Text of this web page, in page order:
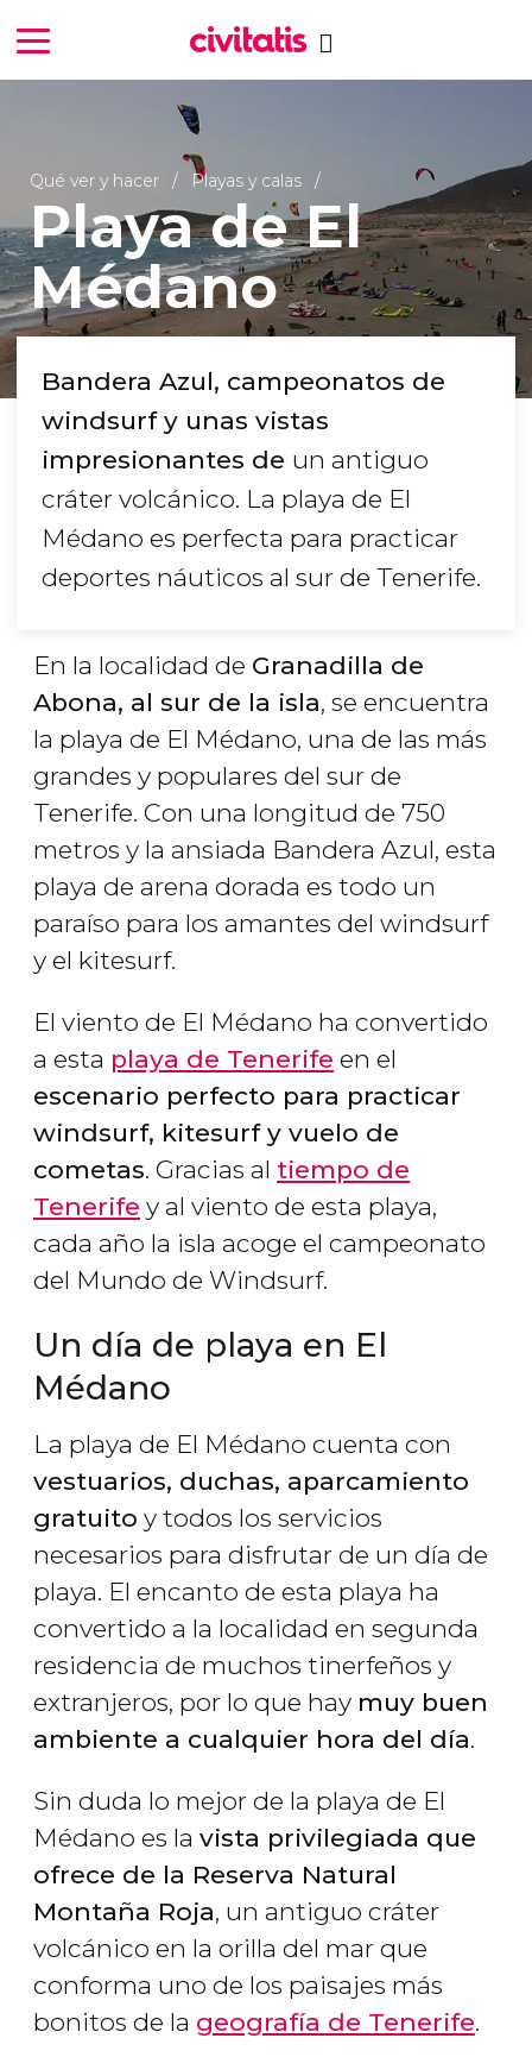
Qué ver y hacer Playas y calas
Playa de El
Médano
Bandera Azul, campeonatos de
windsurf y unas vistas
impresionantes de un antiguo
cráter volcánico. La playa de El
Médano es perfecta para practicar
deportes náuticos al sur de Tenerife.
En la localidad de Granadilla de
Abona, al sur de la isla, se encuentra
la playa de El Médano, una de las más
grandes y populares del sur de
Tenerife. Con una longitud de 750
metros y la ansiada Bandera Azul, esta
playa de arena dorada es todo un
paraíso para los amantes del windsurf
y el kitesurf.
El viento de El Médano ha convertido
a esta playa de Tenerife en el
escenario perfecto para practicar
windsurf, kitesurf y vuelo de
cometas. Gracias al tiempo de
Tenerife y al viento de esta playa,
cada año la isla acoge el campeonato
del Mundo de Windsurf.
Un día de playa en El
Médano
La playa de El Médano cuenta con
vestuarios, duchas, aparcamiento
gratuito y todos los servicios
necesarios para disfrutar de un día de
playa. El encanto de esta playa ha
convertido a la localidad en segunda
residencia de muchos tinerfeños y
extranjeros, por lo que hay muy buen
ambiente a cualquier hora del día.
Sin duda lo mejor de la playa de El
Médano es la vista privilegiada que
ofrece de la Reserva Natural
Montaña Roja, un antiguo cráter
volcánico en la orilla del mar que
conforma uno de los paisajes más
bonitos de la geografía de Tenerife.